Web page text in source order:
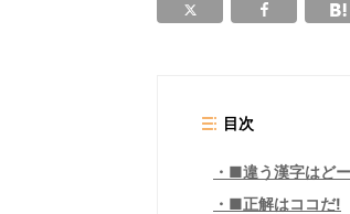
目次
■違う漢字はど
■正解はココだ!